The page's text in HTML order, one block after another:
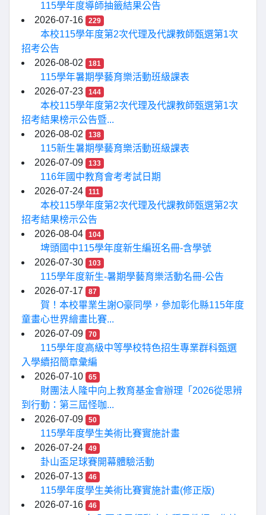
115學年度導師抽籤結果公告
2026-07-16
229
本校115學年度第2次代理及代課教師甄選第1次
招考公告
2026-08-02
181
115學年暑期學藝育樂活動班級課表
2026-07-23
144
本校115學年度第2次代理及代課教師甄選第1次
招考結果榜示公告暨...
2026-08-02
138
115新生暑期學藝育樂活動班級課表
2026-07-09
133
116年國中教育會考考試日期
2026-07-24
111
本校115學年度第2次代理及代課教師甄選第2次
招考結果榜示公告
2026-08-04
104
埤頭國中115學年度新生編班名冊-含學號
2026-07-30
103
115學年度新生-暑期學藝育樂活動名冊-公告
2026-07-17
87
賀！本校畢業生謝O豪同學，參加彰化縣115年度
童畫心世界繪畫比賽...
2026-07-09
70
115學年度高級中等學校特色招生專業群科甄選
入學續招簡章彙編
2026-07-10
65
財團法人隆中向上教育基金會辦理「2026從思辨
到行動：第三屆怪咖...
2026-07-09
50
115學年度學生美術比賽實施計畫
2026-07-24
49
卦山盃足球賽開幕體驗活動
2026-07-13
46
115學年度學生美術比賽實施計畫(修正版)
2026-07-16
46